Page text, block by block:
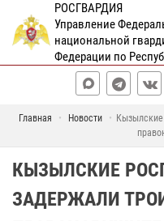
РОСГВАРДИЯ
Управление
национальной
Федерации по
Главная Новости
Кызылские
КЫЗЫЛСКИЕ
ЗАДЕРЖАЛИ